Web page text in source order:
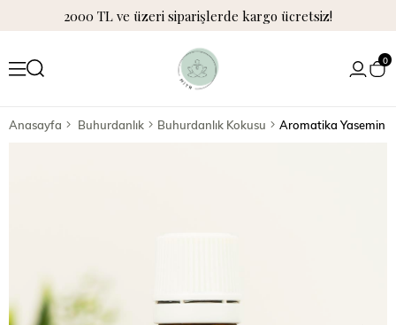
2000 TL ve üzeri siparişlerde kargo ücretsiz!
0
Anasayfa Buhurdanlık Buhurdanlık Kokusu Aromatika Yasemin